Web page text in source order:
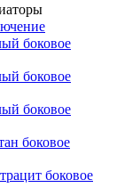
боковое
боковое
боковое
боковое
боковое